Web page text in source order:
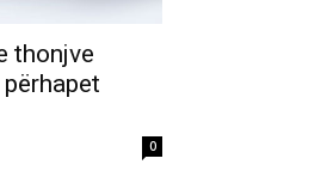
thonjve
0